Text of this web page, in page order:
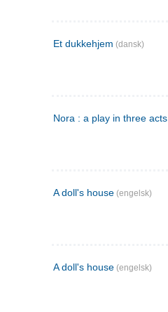
Et dukkehjem (dansk)
Nora : a play in three acts
A doll's house (engelsk)
A doll's house (engelsk)